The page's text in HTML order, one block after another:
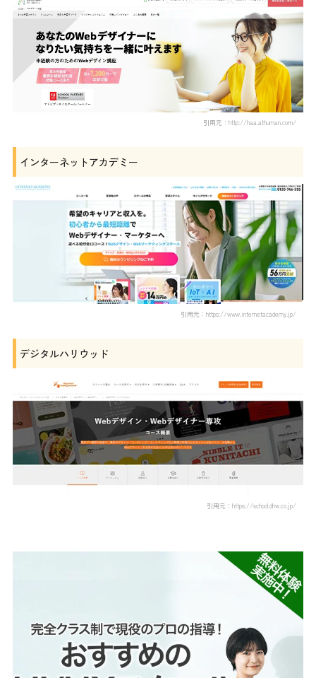
引用元：http://haa.athuman.com/
インターネットアカデミー
引用元：https://www.internetacademy.jp/
デジタルハリウッド
引用元：https://school.dhw.co.jp/